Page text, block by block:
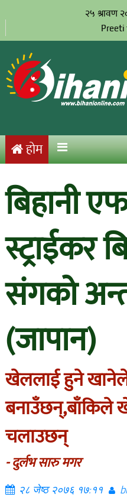
२५ श्रावण
होम
बिहानी
स्ट्राईकर
संगको
(जापान)
खेललाई हुने खानेले
बनाउँछन्,बाँकिले
चलाउछन्
- दुर्लभ सारु मगर
२८ जेष्ठ २०७६ १७:११